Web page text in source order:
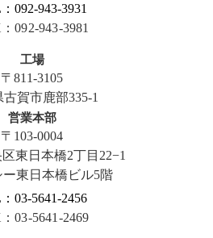
092-943-3931
092-943-3981
工場
〒811-3105
賀市鹿部335-1
営業本部
〒103-0004
東日本橋2丁目22−1
ー東日本橋ビル5階
03-5641-2456
03-5641-2469